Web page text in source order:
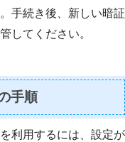
手続き後、新しい暗証
してください。
手順
利用するには、設定が